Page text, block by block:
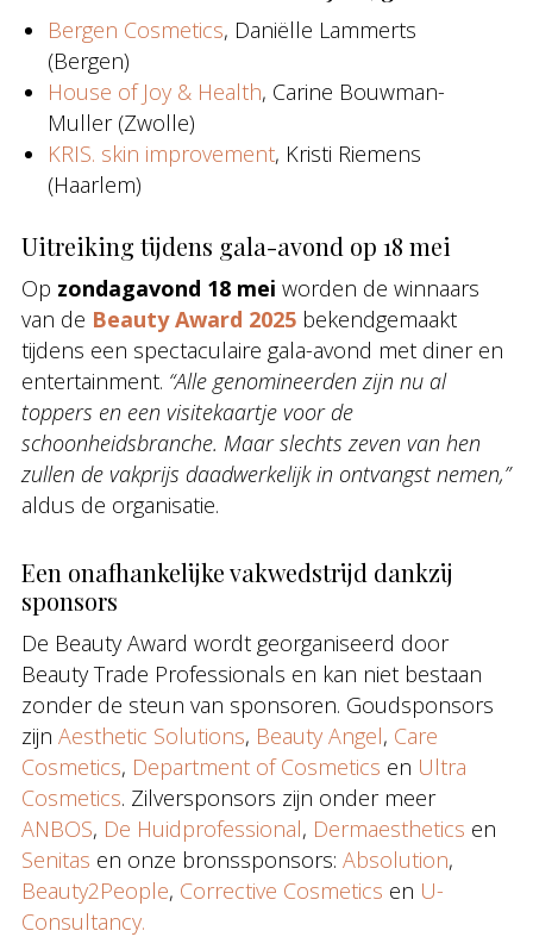
Bergen Cosmetics, Daniëlle Lammerts
(Bergen)
House of Joy & Health, Carine Bouwman-
Muller (Zwolle)
KRIS. skin improvement, Kristi Riemens
(Haarlem)
Uitreiking tijdens gala-avond op 18 mei
Op zondagavond 18 mei worden de winnaars
van de Beauty Award 2025 bekendgemaakt
tijdens een spectaculaire gala-avond met diner en
entertainment. “Alle genomineerden zijn nu al
toppers en een visitekaartje voor de
schoonheidsbranche. Maar slechts zeven van hen
zullen de vakprijs daadwerkelijk in ontvangst nemen,”
aldus de organisatie.
Een onafhankelijke vakwedstrijd dankzij
sponsors
De Beauty Award wordt georganiseerd door
Beauty Trade Professionals en kan niet bestaan
zonder de steun van sponsoren. Goudsponsors
zijn Aesthetic Solutions, Beauty Angel, Care
Cosmetics, Department of Cosmetics en Ultra
Cosmetics. Zilversponsors zijn onder meer
ANBOS, De Huidprofessional, Dermaesthetics en
Senitas en onze bronssponsors: Absolution,
Beauty2People, Corrective Cosmetics en U-
Consultancy.